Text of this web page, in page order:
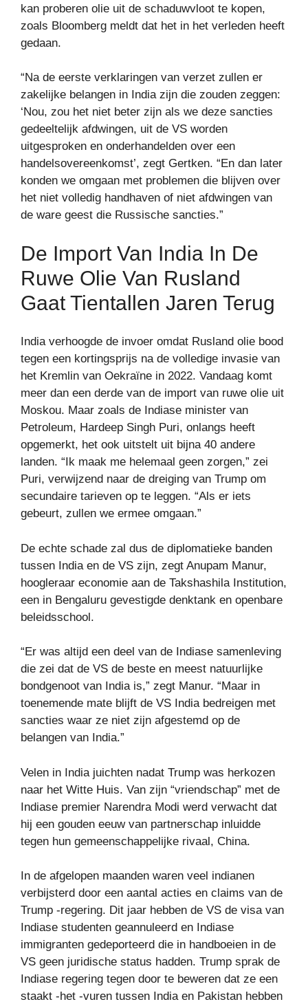
kan proberen olie uit de schaduwvloot te kopen,
zoals Bloomberg meldt dat het in het verleden heeft
gedaan.
“Na de eerste verklaringen van verzet zullen er
zakelijke belangen in India zijn die zouden zeggen:
‘Nou, zou het niet beter zijn als we deze sancties
gedeeltelijk afdwingen, uit de VS worden
uitgesproken en onderhandelden over een
handelsovereenkomst’, zegt Gertken. “En dan later
konden we omgaan met problemen die blijven over
het niet volledig handhaven of niet afdwingen van
de ware geest die Russische sancties.”
De Import Van India In De
Ruwe Olie Van Rusland
Gaat Tientallen Jaren Terug
India verhoogde de invoer omdat Rusland olie bood
tegen een kortingsprijs na de volledige invasie van
het Kremlin van Oekraïne in 2022. Vandaag komt
meer dan een derde van de import van ruwe olie uit
Moskou. Maar zoals de Indiase minister van
Petroleum, Hardeep Singh Puri, onlangs heeft
opgemerkt, het ook uitstelt uit bijna 40 andere
landen. “Ik maak me helemaal geen zorgen,” zei
Puri, verwijzend naar de dreiging van Trump om
secundaire tarieven op te leggen. “Als er iets
gebeurt, zullen we ermee omgaan.”
De echte schade zal dus de diplomatieke banden
tussen India en de VS zijn, zegt Anupam Manur,
hoogleraar economie aan de Takshashila Institution,
een in Bengaluru gevestigde denktank en openbare
beleidsschool.
“Er was altijd een deel van de Indiase samenleving
die zei dat de VS de beste en meest natuurlijke
bondgenoot van India is,” zegt Manur. “Maar in
toenemende mate blijft de VS India bedreigen met
sancties waar ze niet zijn afgestemd op de
belangen van India.”
Velen in India juichten nadat Trump was herkozen
naar het Witte Huis. Van zijn “vriendschap” met de
Indiase premier Narendra Modi werd verwacht dat
hij een gouden eeuw van partnerschap inluidde
tegen hun gemeenschappelijke rivaal, China.
In de afgelopen maanden waren veel indianen
verbijsterd door een aantal acties en claims van de
Trump -regering. Dit jaar hebben de VS de visa van
Indiase studenten geannuleerd en Indiase
immigranten gedeporteerd die in handboeien in de
VS geen juridische status hadden. Trump sprak de
Indiase regering tegen door te beweren dat ze een
staakt -het -vuren tussen India en Pakistan hebben